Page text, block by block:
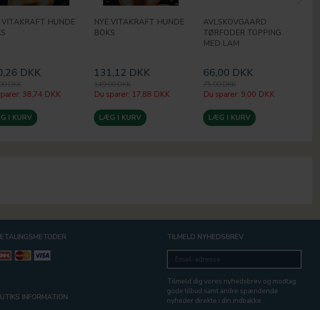
VITAKRAFT HUNDE
DKK
DKK
38,74 DKK
I KURV
NYE VITAKRAFT HUNDE
BOKS
131,12 DKK
149,00 DKK
Du sparer: 17,88 DKK
LÆG I KURV
AVLSKOVGAARD
TØRFODER TOPPING
MED LAM
66,00 DKK
75,00 DKK
Du sparer: 9,00 DKK
LÆG I KURV
INFORMATION
TILMELD NYHEDSBREV
Email-
adresse
Tilmeld dig vores nyhedsbrev og modtag
gode tilbud samt andre spændende
nyheder direkte i din indbakke.